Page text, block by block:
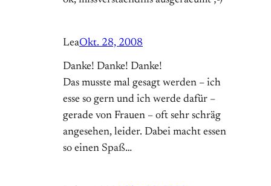
LeaOkt. 28, 2008
Danke! Danke! Danke!
Das musste mal gesagt werden – ich
esse so gern und ich werde dafür –
gerade von Frauen – oft sehr schräg
angesehen, leider. Dabei macht essen
so einen Spaß…